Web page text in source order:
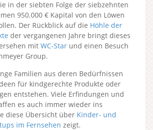
in der siebten Folge der siebzehnten
950.000 € Kapital von den Löwen
Der Rückblick auf die Höhle der
der vergangenen Jahre bringt dieses
mit WC-Star und einen Besuch
Group.
Familien aus deren Bedürfnissen
für kindgerechte Produkte oder
entstehen. Viele Erfindungen und
es auch immer wieder ins
diese Übersicht über Kinder- und
im Fernsehen zeigt.